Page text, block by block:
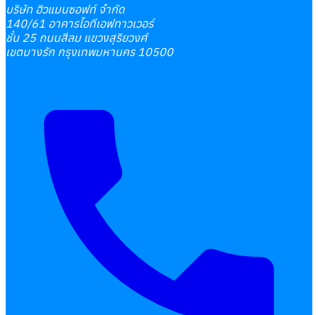
เลือกหัวข้อที่คุณสนใจ
โปรแกรมบริหารงานบุคคล
บริษัท ฮิวแมนซอฟท์ จำกัด
140/61 อาคารไอทีเอฟทาวเวอร์
ชั้น 25 ถนนสีลม แขวงสุริยวงศ์
เขตบางรัก กรุงเทพมหานคร 10500